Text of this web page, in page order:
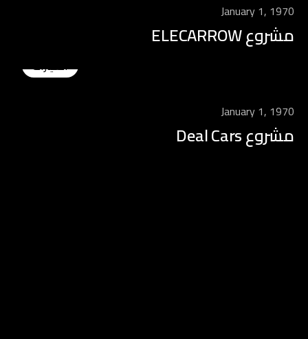
January 1, 1970
مشروع ELECARROW
السيارات
January 1, 1970
مشروع Deal Cars